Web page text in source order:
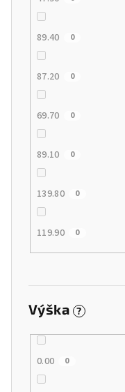
89.40 0
87.20 0
69.70 0
89.10 0
139.80 0
119.90 0
Výška ?
0.00 0